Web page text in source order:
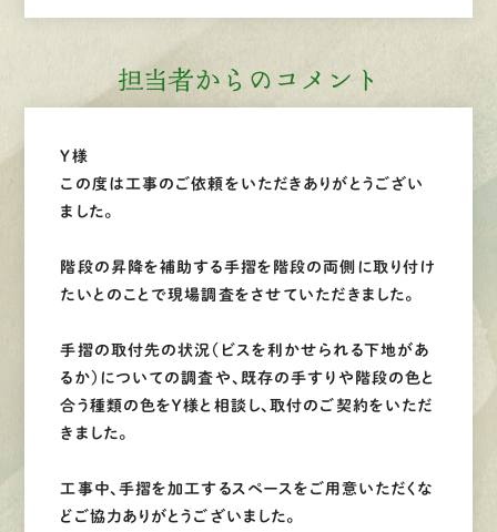
担当者からのコメント
Y様
この度は工事のご依頼をいただきありがとうござい
ました。
階段の昇降を補助する手摺を階段の両側に取り付け
たいとのことで現場調査をさせていただきました。
手摺の取付先の状況（ビスを利かせられる下地があ
るか）についての調査や、既存の手すりや階段の色と
合う種類の色をＹ様と相談し、取付のご契約をいただ
きました。
工事中、手摺を加工するスペースをご用意いただくな
どご協力ありがとうございました。